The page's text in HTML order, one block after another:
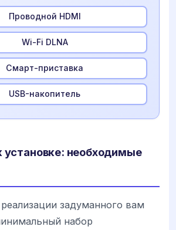
Проводной HDMI
Wi-Fi DLNA
Смарт-приставка
USB-накопитель
установке: необходимые
задуманного вам
набор